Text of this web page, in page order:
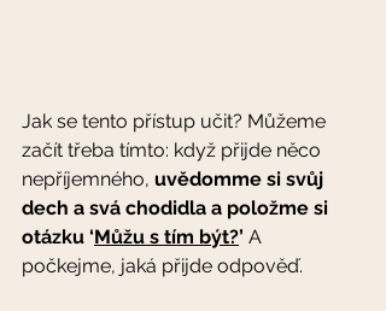
Jak se tento přístup učit? Můžeme
začít třeba tímto: když přijde něco
nepříjemného, uvědomme si svůj
dech a svá chodidla a položme si
otázku ‘Můžu s tím být?’ A
počkejme, jaká přijde odpověď.